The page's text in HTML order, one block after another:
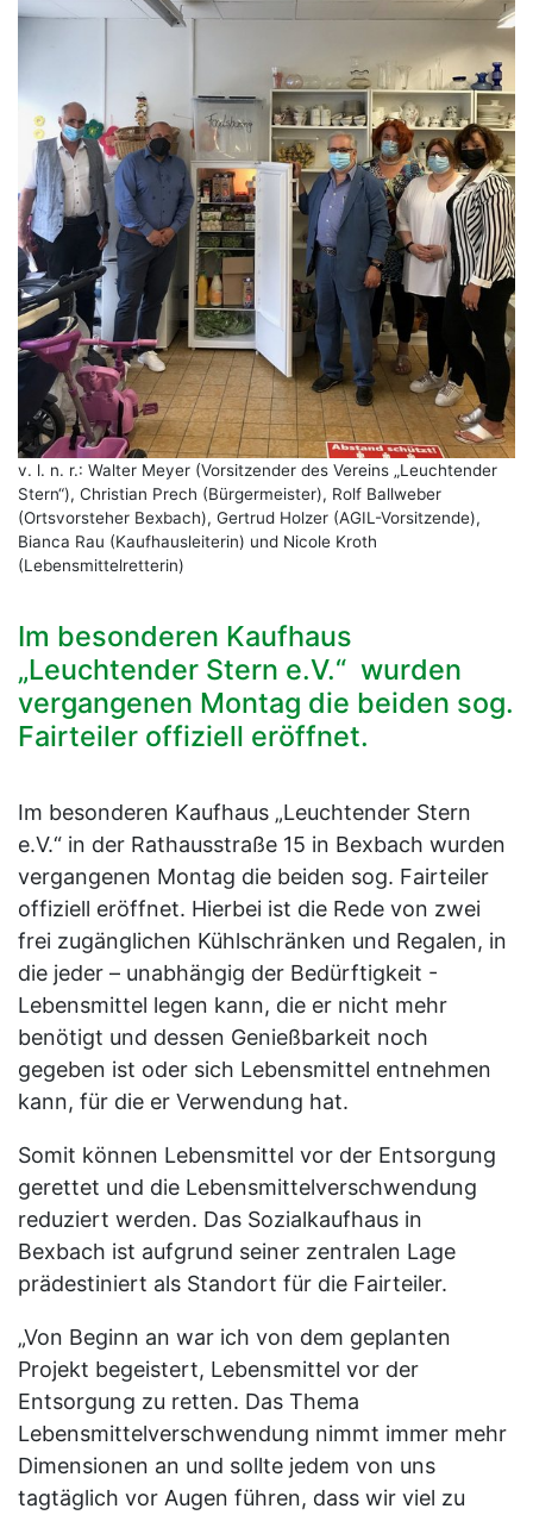
Im besonderen Kaufhaus
„Leuchtender Stern e.V.“ wurden
vergangenen Montag die beiden sog.
Fairteiler offiziell eröffnet.
Im besonderen Kaufhaus „Leuchtender Stern
e.V.“ in der Rathausstraße 15 in Bexbach wurden
vergangenen Montag die beiden sog. Fairteiler
offiziell eröffnet. Hierbei ist die Rede von zwei
frei zugänglichen Kühlschränken und Regalen, in
die jeder – unabhängig der Bedürftigkeit -
Lebensmittel legen kann, die er nicht mehr
benötigt und dessen Genießbarkeit noch
gegeben ist oder sich Lebensmittel entnehmen
kann, für die er Verwendung hat.
Somit können Lebensmittel vor der Entsorgung
gerettet und die Lebensmittelverschwendung
reduziert werden. Das Sozialkaufhaus in
Bexbach ist aufgrund seiner zentralen Lage
prädestiniert als Standort für die Fairteiler.
„Von Beginn an war ich von dem geplanten
Projekt begeistert, Lebensmittel vor der
Entsorgung zu retten. Das Thema
Lebensmittelverschwendung nimmt immer mehr
Dimensionen an und sollte jedem von uns
tagtäglich vor Augen führen, dass wir viel zu
v. l. n. r.: Walter Meyer (Vorsitzender des Vereins „Leuchtender
Stern“), Christian Prech (Bürgermeister), Rolf Ballweber
(Ortsvorsteher Bexbach), Gertrud Holzer (AGIL-Vorsitzende),
Bianca Rau (Kaufhausleiterin) und Nicole Kroth
(Lebensmittelretterin)